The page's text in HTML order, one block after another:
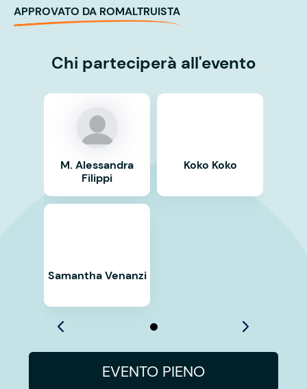
APPROVATO DA ROMALTRUISTA
Chi parteciperà all'evento
M. Alessandra
Filippi
Samantha Venanzi
Koko Koko
EVENTO PIENO